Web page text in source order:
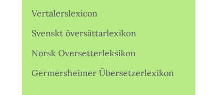
Vertalerslexicon
Svenskt översättarlexikon
Norsk Oversetterleksikon
Germersheimer Übersetzerlexikon